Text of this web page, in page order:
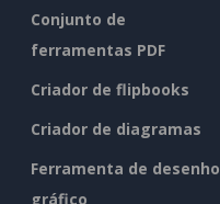
Conjunto de
ferramentas PDF
Criador de flipbooks
Criador de diagramas
Ferramenta de desenho
gráfico